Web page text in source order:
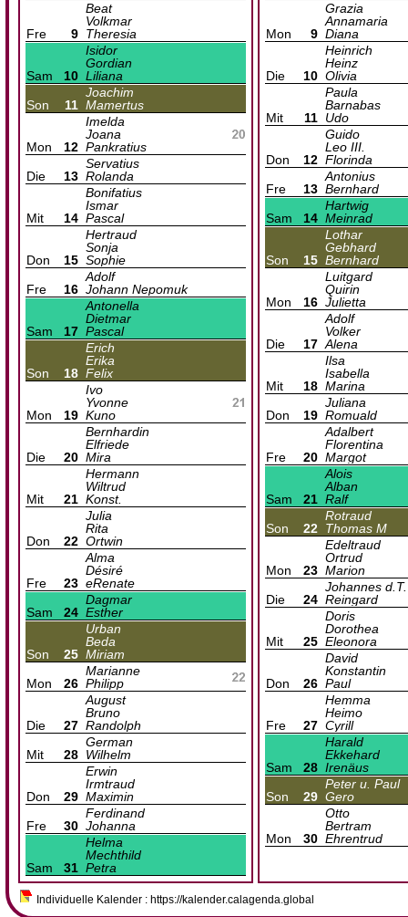
Fre 9
Beat
Volkmar
Theresia
Sam 10
Isidor
Gordian
Liliana
Son
11
Joachim
Mamertus
Mon 12
Imelda
Joana
Pankratius
Die
13
Servatius
Rolanda
Mit 14
Bonifatius
Ismar
Pascal
Don 15
Hertraud
Sonja
Sophie
Fre
16
Adolf
Johann Nepomuk
Sam 17
Antonella
Dietmar
Pascal
Son 18
Erich
Erika
Felix
Mon 19
Ivo
Yvonne
Kuno
Die 20
Bernhardin
Elfriede
Mira
Mit 21
Hermann
Wiltrud
Konst.
Don 22
Julia
Rita
Ortwin
Fre 23
Alma
Désiré
eRenate
Sam
24
Dagmar
Esther
Son 25
Urban
Beda
Miriam
Mon
26
Marianne
Philipp
Die 27
August
Bruno
Randolph
Mit
28
German
Wilhelm
Don 29
Erwin
Irmtraud
Maximin
Fre
30
Ferdinand
Johanna
Sam 31
Helma
Mechthild
Petra
Mon 9
Grazia
Annamaria
Diana
Die 10
Heinrich
Heinz
Olivia
Mit 11
Paula
Barnabas
Udo
Don 12
Guido
Leo III.
Florinda
Fre
13
Antonius
Bernhard
Sam
14
Hartwig
Meinrad
Son 15
Lothar
Gebhard
Bernhard
Mon 16
Luitgard
Quirin
Julietta
Die 17
Adolf
Volker
Alena
Mit 18
Ilsa
Isabella
Marina
Don
19
Juliana
Romuald
Fre 20
Adalbert
Florentina
Margot
Sam 21
Alois
Alban
Ralf
Son
22
Rotraud
Thomas M
Mon 23
Edeltraud
Ortrud
Marion
Die
24
Johannes d.T.
Reingard
Mit 25
Doris
Dorothea
Eleonora
Don 26
David
Konstantin
Paul
Fre 27
Hemma
Heimo
Cyrill
Sam 28
Harald
Ekkehard
Irenäus
Son
29
Peter u. Paul
Gero
Mon 30
Otto
Bertram
Ehrentrud
Individuelle Kalender : https://kalender.calagenda.global